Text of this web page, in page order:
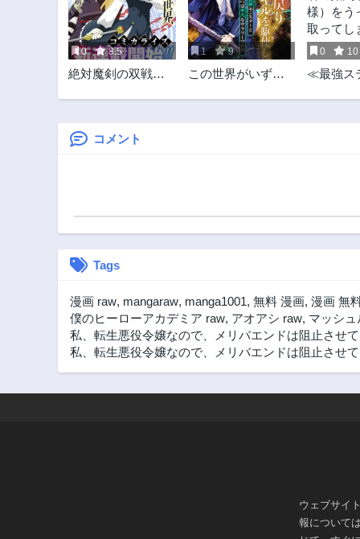
1年前
0 8.5
絶対魔剣の双戦舞
ら､魔術殺しの究極
魔剣士に育ってし
1 9
この世界がいずれ
モンスターが現れ
0 10
≪最強ス
ベヒーモ
コメント
Tags
漫画 raw, mangaraw, manga1001, 無料 漫画, 漫画 無
僕のヒーローアカデミア raw, アオアシ raw, マッシュ
私、転生悪役令嬢なので、メリバエンドは阻止させ
私、転生悪役令嬢なので、メリバエンドは阻止させ
ウェブサイ
報について